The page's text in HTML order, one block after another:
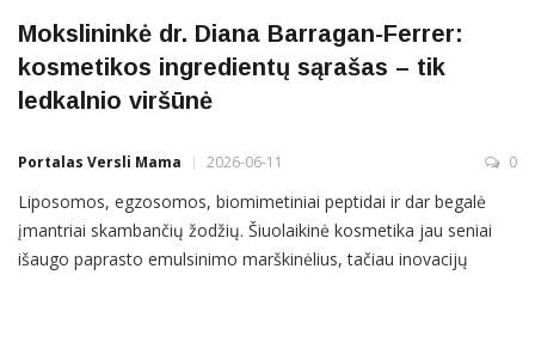
Mokslininkė dr. Diana Barragan-Ferrer:
kosmetikos ingredientų sąrašas – tik
ledkalnio viršūnė
Portalas Versli Mama 2026-06-11 0
Liposomos, egzosomos, biomimetiniai peptidai ir dar begalė
įmantriai skambančių žodžių. Šiuolaikinė kosmetika jau seniai
išaugo paprasto emulsinimo marškinėlius, tačiau inovacijų